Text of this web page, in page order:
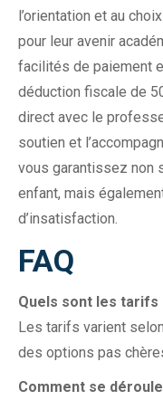
l’orientation et au
pour leur avenir
facilités de paiement
déduction fiscale de
direct avec le
soutien et
vous garantissez non
enfant, mais
d’insatisfaction.
FAQ
Quels sont les tarifs
Les tarifs varient
des options pas
Comment se